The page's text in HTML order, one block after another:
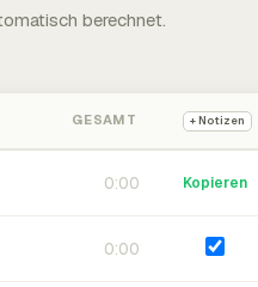
berechnet.
GESAMT + Notizen
0:00 Kopieren
0:00